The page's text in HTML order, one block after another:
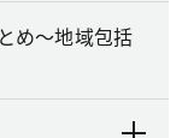
め～地域包括